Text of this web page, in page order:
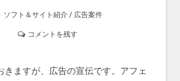
ソフト＆サイト紹介/ 広告案件
コメントを残す
きますが、広告の宣伝です。アフェ